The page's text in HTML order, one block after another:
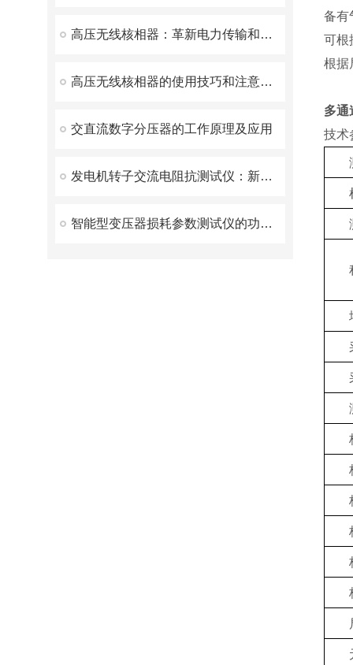
高压无线核相器：革新电力传输和分配的前沿技术
高压无线核相器的使用技巧和注意事项
交直流数字分压器的工作原理及应用
发电机转子交流电阻抗测试仪：新一代智能化测量仪器
智能型变压器损耗参数测试仪的功能特点及其应用
备有
可根
根据
多通
技术